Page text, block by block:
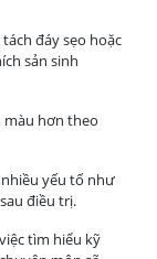
đáy sẹo hoặc
sản sinh
màu hơn theo
yếu tố như
điều trị.
tìm hiểu kỹ